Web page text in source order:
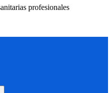
profesionales